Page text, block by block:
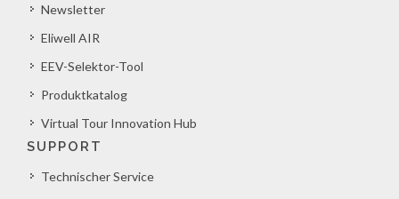
Newsletter
Eliwell AIR
EEV-Selektor-Tool
Produktkatalog
Virtual Tour Innovation Hub
SUPPORT
Technischer Service